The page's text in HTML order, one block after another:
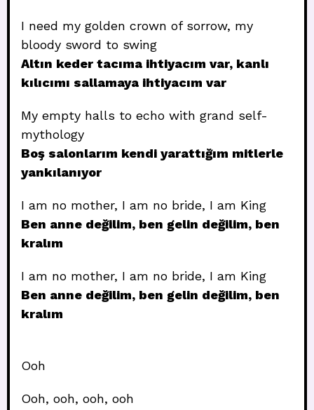
I need my golden crown of sorrow, my
bloody sword to swing
Altın keder tacıma ihtiyacım var, kanlı
kılıcımı sallamaya ihtiyacım var
My empty halls to echo with grand self-
mythology
Boş salonlarım kendi yarattığım mitlerle
yankılanıyor
I am no mother, I am no bride, I am King
Ben anne değilim, ben gelin değilim, ben
kralım
I am no mother, I am no bride, I am King
Ben anne değilim, ben gelin değilim, ben
kralım
Ooh
Ooh, ooh, ooh, ooh